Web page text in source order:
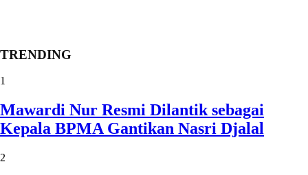
TRENDING
1
Mawardi Nur Resmi Dilantik sebagai
Kepala BPMA Gantikan Nasri Djalal
2